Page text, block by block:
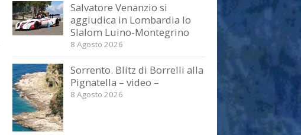
Salvatore Venanzio si
aggiudica in Lombardia lo
Slalom Luino-Montegrino
8 Agosto 2026
Sorrento. Blitz di Borrelli alla
Pignatella – video –
8 Agosto 2026